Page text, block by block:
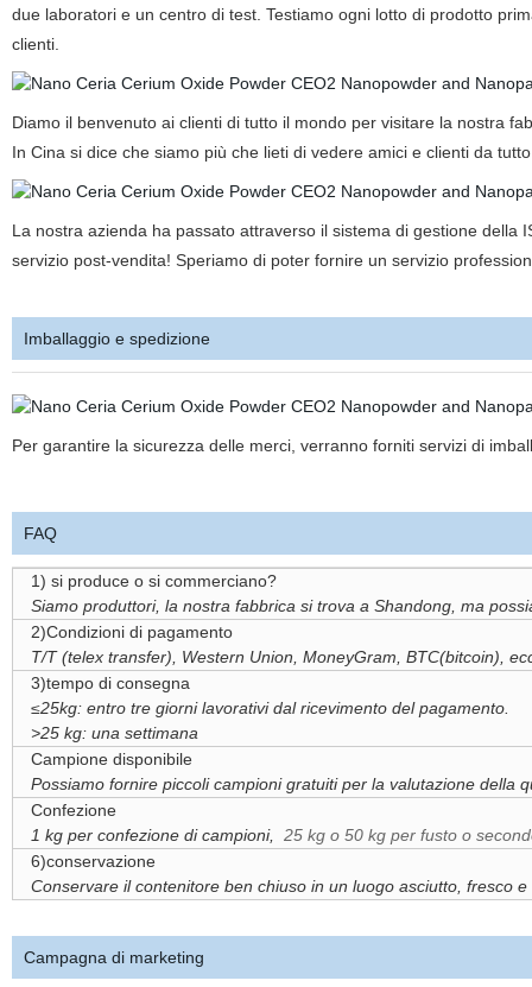
due laboratori e un centro di test. Testiamo ogni lotto di prodotto
clienti.
Diamo il benvenuto ai clienti di tutto il mondo per visitare la nostra
In Cina si dice che siamo più che lieti di vedere amici e clienti da
La nostra azienda ha passato attraverso il sistema di gestione
servizio post-vendita! Speriamo di poter fornire un servizio
Imballaggio e spedizione
Per garantire la sicurezza delle merci, verranno forniti servizi di
FAQ
1) si produce o si commerciano?
Siamo produttori, la nostra fabbrica si trova a Shandong, ma
2)Condizioni di pagamento
T/T (telex transfer), Western Union, MoneyGram, BTC(bitcoin),
3)tempo di consegna
≤25kg: entro tre giorni lavorativi dal ricevimento del pagamento.
>25 kg: una settimana
Campione disponibile
Possiamo fornire piccoli campioni gratuiti per la valutazione della
Confezione
1 kg per confezione di campioni,
25 kg o 50 kg per fusto o
6)conservazione
Conservare il contenitore ben chiuso in un luogo asciutto, fresco
Campagna di marketing